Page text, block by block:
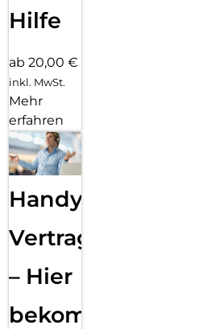
Hilfe
ab 20,00 €
inkl. MwSt.
Mehr
erfahren
Handy
Vertragsabwicklung
– Hier
bekommst